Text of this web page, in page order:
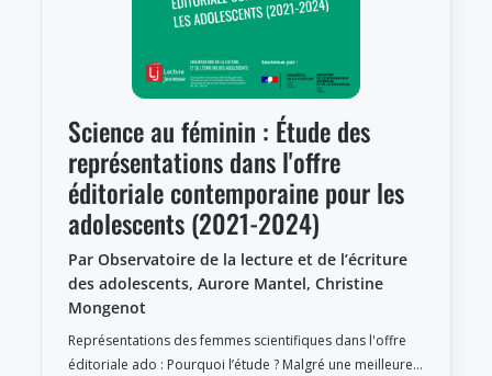
Science au féminin : Étude des
représentations dans l'offre
éditoriale contemporaine pour les
adolescents (2021-2024)
Par Observatoire de la lecture et de l’écriture
des adolescents, Aurore Mantel, Christine
Mongenot
Représentations des femmes scientifiques dans l'offre
éditoriale ado : Pourquoi l’étude ? Malgré une meilleure…